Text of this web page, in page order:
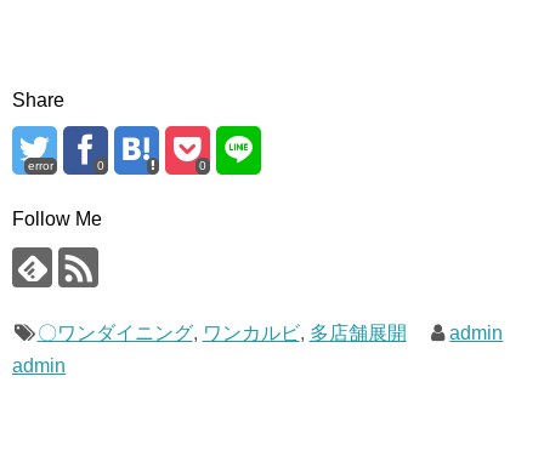
Share
error 0 0
Follow Me
〇ワンダイニング, ワンカルビ, 多店舗展開
admin
admin